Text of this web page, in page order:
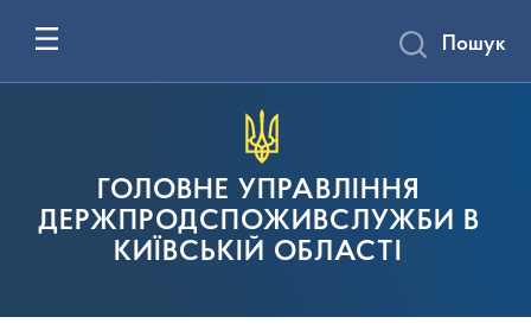
ГОЛОВНЕ УПРАВЛІННЯ
ДЕРЖПРОДСПОЖИВСЛУЖБИ В
КИЇВСЬКІЙ ОБЛАСТІ
Пошук